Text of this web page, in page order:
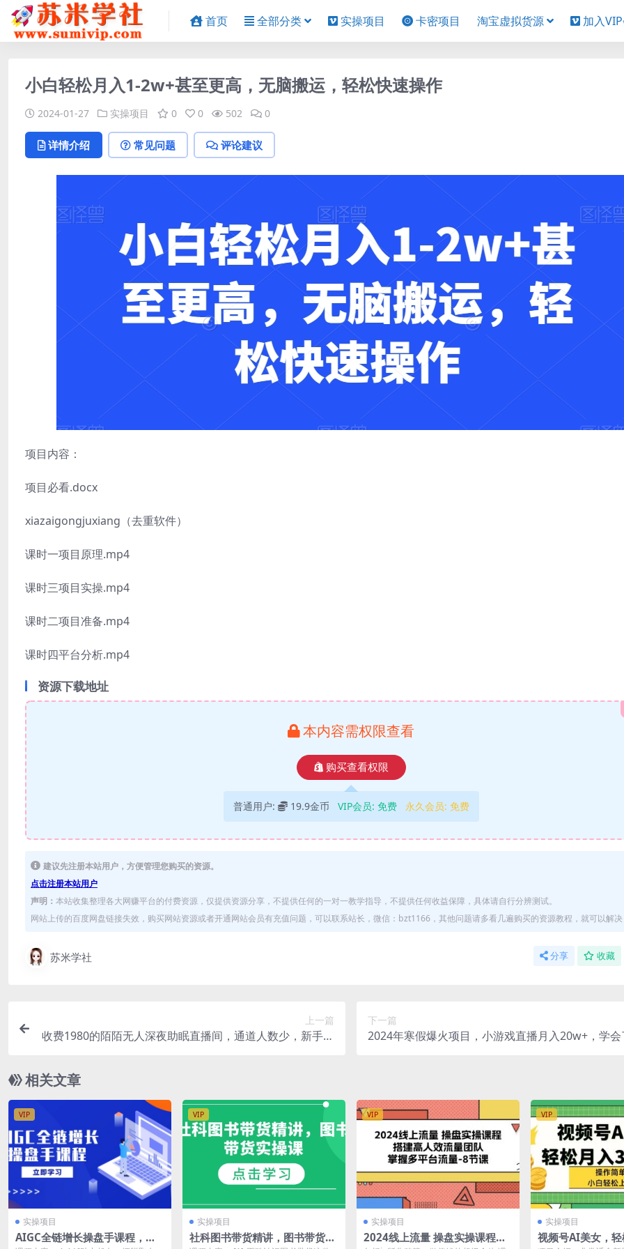
首页 全部分类 实操项目 卡密项目 淘宝虚拟货源 加入
小白轻松月入1-2w+甚至更高，无脑搬运，轻松快速操作
2024-01-27 实操项目 0 0 502 0
详情介绍 常见问题 评论建议
项目内容：
项目必看.docx
xiazaigongjuxiang（去重软件）
课时一项目原理.mp4
课时三项目实操.mp4
课时二项目准备.mp4
课时四平台分析.mp4
资源下载地址
本内容需权限查看
购买查看权限
普通用户: 19.9金币 VIP会员: 免费 永久会员: 免费
建议先注册本站用户，方便管理您购买的资源。
点击注册本站用户
声明： 本站收集整理各大网赚平台的付费资源，仅提供资源分享，不提供任何的一对一教学指导，不提供任何收益保障，具体请自行分辨测试。
网站上传的百度网盘链接失效，购买网站资源或者开通网站会员有充值问题，可以联系站长，微信：bzt1166，其他问题请多看几遍购买的资源教程，就可以解决
苏米学社 分享 收藏
上一篇
收费1980的陌陌无人深夜助眠直播间，通道人数少，新手小
下一篇
2024年寒假爆火项目，小游戏直播月入20w+，学会
相关文章
VIP
实操项目
AIGC全链增长操盘手课程，从A
VIP
实操项目
社科图书带货精讲，图书带货实
VIP
实操项目
2024线上流量 操盘实操课程，
VIP
实操项目
视频号AI美女，轻